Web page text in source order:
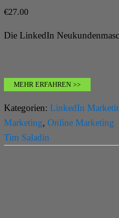
€27.00
Die LinkedIn
MEHR ERFAHREN >>
Kategorien: LinkedIn
Marketing, Online Marketing
Tim Saladin